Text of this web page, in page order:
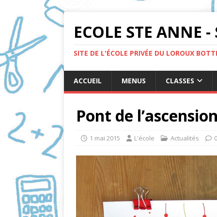
ECOLE STE ANNE
SITE DE L'ÉCOLE PRIVÉE DU LOROUX
ACCUEIL MENUS CLASSES
Pont de l’ascension
1 mai 2015 L'école Actualités 0